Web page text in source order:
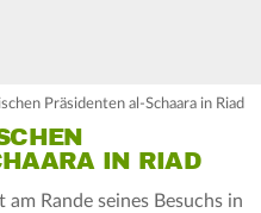
Präsidenten al-Schaara in Riad
IN RIAD
Rande seines Besuchs in